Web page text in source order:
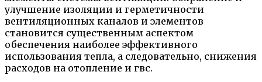
улучшение изоляции и герметичности
вентиляционных каналов и элементов
становится существенным аспектом
обеспечения наиболее эффективного
использования тепла, а следовательно, снижения
расходов на отопление и гвс.